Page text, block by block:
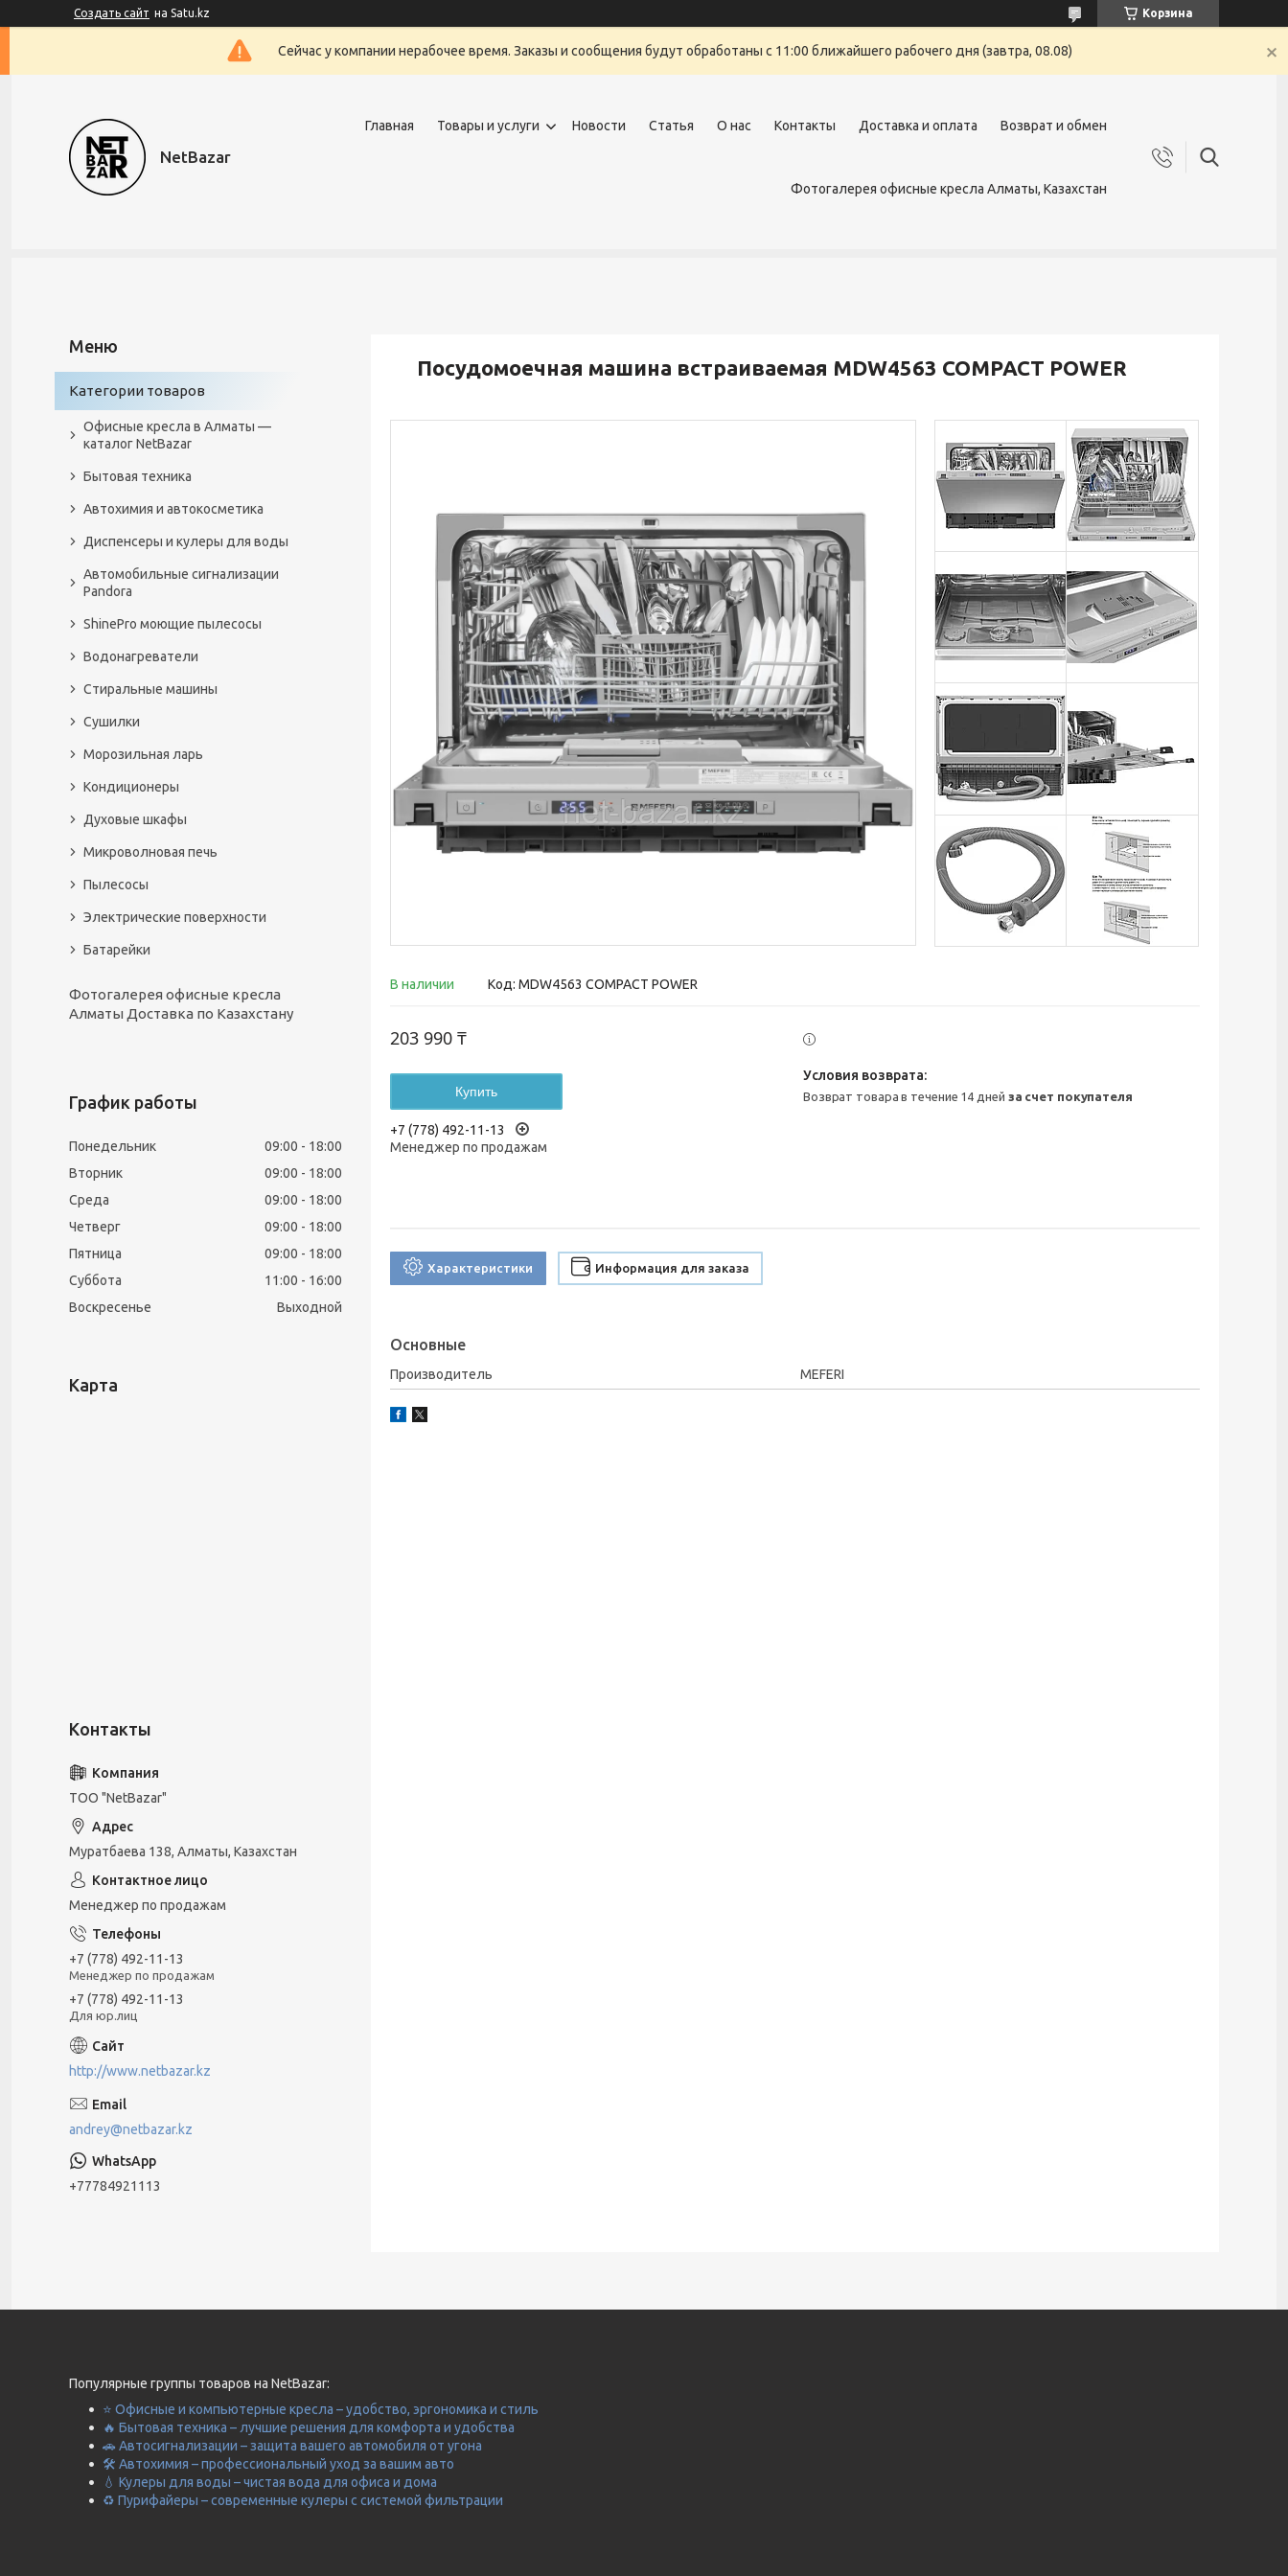
Создать сайт на Satu.kz Корзина
Сейчас у компании нерабочее время. Заказы и сообщения будут обработаны с 11:00 ближайшего рабочего дня (завтра, 08.08)
NetBazar
Главная Товары и услуги Новости Статья О нас Контакты Доставка и оплата Возврат и обмен
Фотогалерея офисные кресла Алматы, Казахстан
Посудомоечная машина встраиваемая MDW4563 COMPACT POWER
В наличии Код: MDW4563 COMPACT POWER
203 990 ₸
Купить
+7 (778) 492-11-13
Менеджер по продажам
возврат товара в течение 14 дней за счет покупателя
Характеристики Информация для заказа
Основные
Производитель MEFERI
Категории товаров
Офисные кресла в Алматы —
каталог NetBazar
Бытовая техника
Автохимия и автокосметика
Диспенсеры и кулеры для воды
Автомобильные сигнализации
Pandora
ShinePro моющие пылесосы
Водонагреватели
Стиральные машины
Сушилки
Морозильная ларь
Кондиционеры
Духовые шкафы
Микроволновая печь
Пылесосы
Электрические поверхности
Батарейки
Фотогалерея офисные кресла
Алматы Доставка по Казахстану
График работы
Понедельник 09:00
18:00
Вторник
09:00
18:00
Среда
09:00
18:00
Четверг
09:00
18:00
Пятница
09:00
18:00
Суббота
11:00
16:00
Воскресенье
Выходной
Карта
ТОО "NetBazar"
Муратбаева 138, Алматы, Казахстан
Менеджер по продажам
+7 (778) 492-11-13
Менеджер по продажам
+7 (778) 492-11-13
Для юр.лиц
http://www.netbazar.kz
andrey@netbazar.kz
+77784921113
Популярные группы товаров на NetBazar:
⭐ Офисные и компьютерные кресла – удобство, эргономика и стиль
🔥 Бытовая техника – лучшие решения для комфорта и удобства
🚗 Автосигнализации – защита вашего автомобиля от угона
🛠️ Автохимия – профессиональный уход за вашим авто
💧 Кулеры для воды – чистая вода для офиса и дома
♻️ Пурифайеры – современные кулеры с системой фильтрации